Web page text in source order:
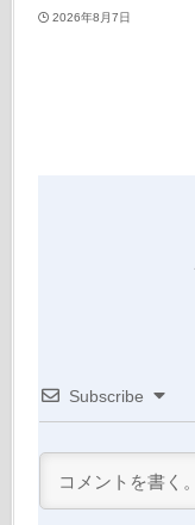
2026年8月7日
Subscribe